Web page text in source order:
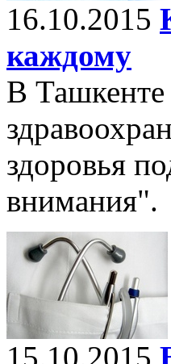
16.10.2015
каждому
В Ташкенте
здоровья
внимания".
15.10.2015